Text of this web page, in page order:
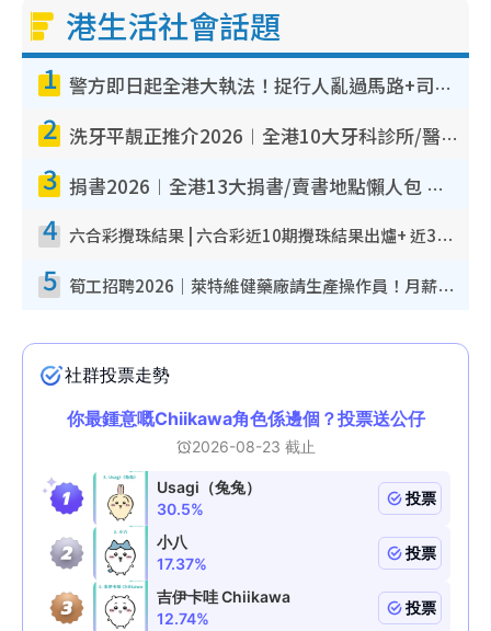
港生活社會話題
1 警方即日起全港大執法！捉行人亂過馬路+司機不專注駕駛！亂過馬路罰$2000
2 洗牙平靚正推介2026︱全港10大牙科診所/醫院懶人包 夜診至8點/鎮靜潔牙/醫療券適用
3 捐書2026︱全港13大捐書/賣書地點懶人包 二手課本最高$150＋舊書換免費咖啡/戲票
4 六合彩攪珠結果 | 六合彩近10期攪珠結果出爐+ 近30期最旺熱門中獎號碼
5 筍工招聘2026｜萊特維健藥廠請生產操作員！月薪高達$1.7萬 冷氣廠房/五天工作/保證雙糧